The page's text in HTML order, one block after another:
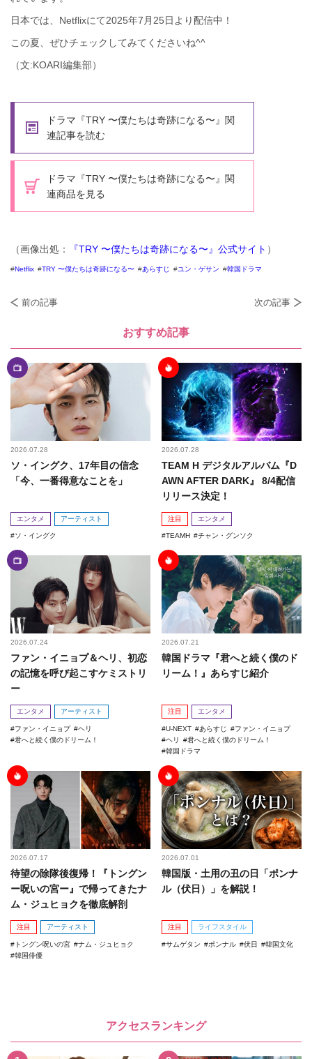
日本では、Netflixにて2025年7月25日より配信中！
この夏、ぜひチェックしてみてくださいね^^
（文:KOARI編集部）
ドラマ『TRY 〜僕たちは奇跡になる〜』関
連記事を読む
ドラマ『TRY 〜僕たちは奇跡になる〜』関
連商品を見る
（画像出処： 『TRY 〜僕たちは奇跡になる〜』公式サイト ）
Netflix TRY 〜僕たちは奇跡になる〜 あらすじ ユン・ゲサン 韓国ドラマ
前の記事 次の記事
おすすめ記事
2026.07.28
ソ・イングク、17年目の信念
「今、一番得意なことを」
エンタメ アーティスト
ソ・イングク
2026.07.28
TEAM H デジタルアルバム『D
AWN AFTER DARK』 8/4配信
リリース決定！
注目 エンタメ
TEAMH チャン・グンソク
2026.07.24
ファン・イニョプ＆ヘリ、初恋
の記憶を呼び起こすケミストリ
ー
エンタメ アーティスト
ファン・イニョプ
ヘリ
君へと続く僕のドリーム！
2026.07.21
韓国ドラマ『君へと続く僕のド
リーム！』あらすじ紹介
注目 エンタメ
U-NEXT あらすじ
ファン・イニョプ
ヘリ
君へと続く僕のドリーム！
韓国ドラマ
2026.07.17
待望の除隊後復帰！『トングン
ー呪いの宮ー』で帰ってきたナ
ム・ジュヒョクを徹底解剖
注目 アーティスト
トングン呪いの宮
ナム・ジュヒョク
韓国俳優
2026.07.01
韓国版・土用の丑の日「ポンナ
ル（伏日）」を解説！
注目 ライフスタイル
サムゲタン ポンナル 伏日 韓国文化
アクセスランキング